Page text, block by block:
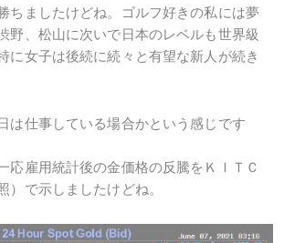
ちましたけどね。ゴルフ好きの私には夢
野、松山に次いで日本のレベルも世界級
に女子は後続に続々と有望な新人が続き
は仕事している場合かという感じです
応雇用統計後の金価格の反騰をＫＩＴＣ
）で示しましたけどね。